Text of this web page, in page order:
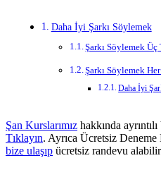
Daha İyi Şarkı Söylemek
Şarkı Söylemek
Şarkı Söylemek
Daha İyi
Şan Kurslarımız hakkında
Tıklayın. Ayrıca Ücretsiz
bize ulaşıp ücretsiz randevu